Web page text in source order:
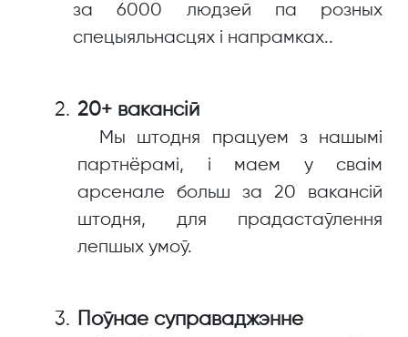
за 6000 людзей па розных
спецыяльнасцях і напрамках..
20+ вакансій
Мы штодня працуем з нашымі
партнёрамі, і маем у сваім
арсенале больш за 20 вакансій
штодня, для прадастаўлення
лепшых умоў.
Поўнае суправаджэнне